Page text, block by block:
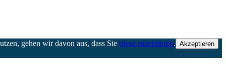
gehen wir davon aus, dass Sie diese akzeptieren. Akzeptieren